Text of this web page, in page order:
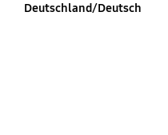
Deutschland/Deutsch